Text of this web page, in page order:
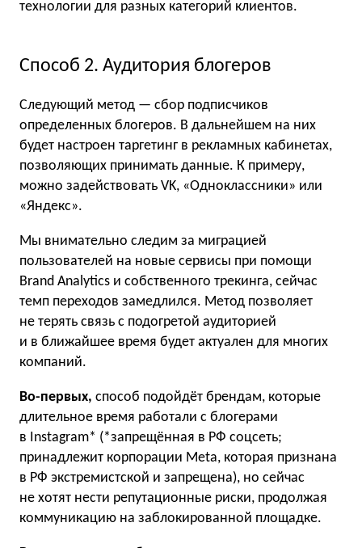
технологии для разных категорий клиентов.
Способ 2. Аудитория блогеров
Следующий метод — сбор подписчиков
определенных блогеров. В дальнейшем на них
будет настроен таргетинг в рекламных кабинетах,
позволяющих принимать данные. К примеру,
можно задействовать VK, «Одноклассники» или
«Яндекс».
Мы внимательно следим за миграцией
пользователей на новые сервисы при помощи
Brand Analytics и собственного трекинга, сейчас
темп переходов замедлился. Метод позволяет
не терять связь с подогретой аудиторией
и в ближайшее время будет актуален для многих
компаний.
Во-первых, способ подойдёт брендам, которые
длительное время работали с блогерами
в Instagram* (*запрещённая в РФ соцсеть;
принадлежит корпорации Meta, которая признана
в РФ экстремистской и запрещена), но сейчас
не хотят нести репутационные риски, продолжая
коммуникацию на заблокированной площадке.